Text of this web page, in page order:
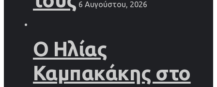
6 Αυγούστου, 2026
Ο Ηλίας
Καμπακάκης στο